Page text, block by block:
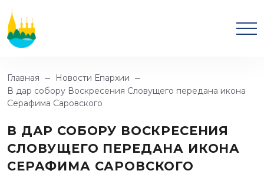
Главная
Новости Епархии
В дар собору Воскресения Словущего передана икона
Серафима Саровского
В ДАР СОБОРУ ВОСКРЕСЕНИЯ
СЛОВУЩЕГО ПЕРЕДАНА ИКОНА
СЕРАФИМА САРОВСКОГО